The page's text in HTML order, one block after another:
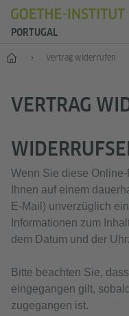
PORTUGAL
Start Vertrag widerrufen
VERTRAG
Wenn Sie diese
Ihnen auf einem
E‑Mail) unverzüglich
Informationen zum
dem Datum und der
Bitte beachten Sie,
eingegangen gilt,
zugegangen ist.